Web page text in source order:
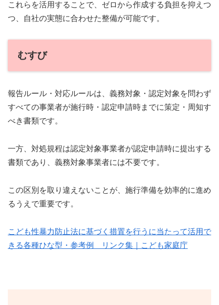
これらを活用することで、ゼロから作成する負担を抑えつ
つ、自社の実態に合わせた整備が可能です。
むすび
報告ルール・対応ルールは、義務対象・認定対象を問わず
すべての事業者が施行時・認定申請時までに策定・周知す
べき書類です。
一方、対処規程は認定対象事業者が認定申請時に提出する
書類であり、義務対象事業者には不要です。
この区別を取り違えないことが、施行準備を効率的に進め
るうえで重要です。
こども性暴力防止法に基づく措置を行うに当たって活用で
きる各種ひな型・参考例 リンク集｜こども家庭庁